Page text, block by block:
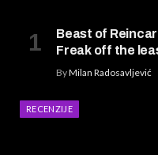
Beast of
Freak off the
ByMilan Radosavljević
RECENZIJE